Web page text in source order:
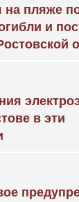
на пляже
и
в эти